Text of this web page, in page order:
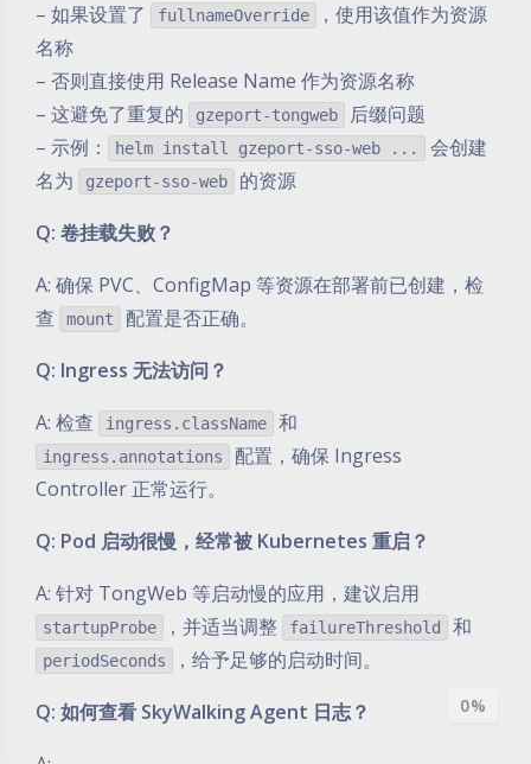
夜间模式
浅阴影
关闭 日落 暗化
0%
– 如果设置了
fullnameOverride
，使用该值作为资源
名称
– 否则直接使用 Release Name 作为资源名称
– 这避免了重复的
gzeport-tongweb
后缀问题
– 示例：
helm install gzeport-sso-web ...
会创建
名为
gzeport-sso-web
的资源
Q: 卷挂载失败？
A: 确保 PVC、ConfigMap 等资源在部署前已创建，检
查
mount
配置是否正确。
Q: Ingress 无法访问？
A: 检查
ingress.className 和
ingress.annotations
配置，确保 Ingress
Controller 正常运行。
Q: Pod 启动很慢，经常被 Kubernetes 重启？
A: 针对 TongWeb 等启动慢的应用，建议启用
startupProbe ，并适当调整 failureThreshold 和
periodSeconds
，给予足够的启动时间。
Q: 如何查看 SkyWalking Agent 日志？